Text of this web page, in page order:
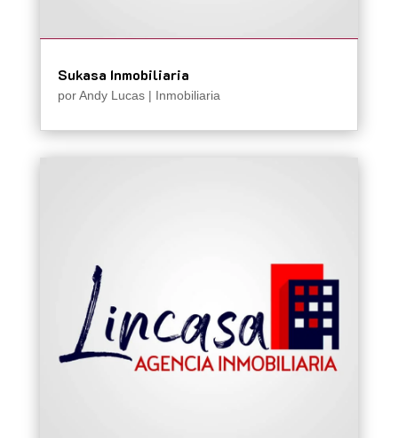
Sukasa Inmobiliaria
porAndy Lucas| Inmobiliaria